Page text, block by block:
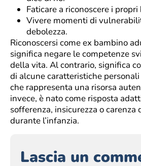
Faticare a riconoscere i
Vivere momenti di
debolezza.
Riconoscersi come ex bambino
significa negare le competenze
della vita. Al contrario, significa
di alcune caratteristiche
che rappresenta una risorsa
invece, è nato come risposta
sofferenza, insicurezza o carenza
durante l’infanzia.
Lascia un